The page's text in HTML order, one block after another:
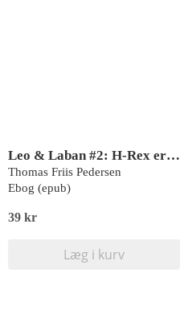
Leo & Laban #2: H-Rex er løs
Thomas Friis Pedersen
Ebog (epub)
39 kr
Læg i kurv